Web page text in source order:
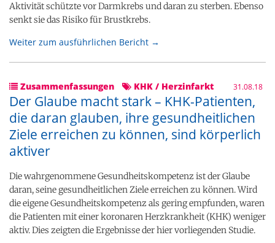
Aktivität schützte vor Darmkrebs und daran zu sterben. Ebenso
senkt sie das Risiko für Brustkrebs.
Weiter zum ausführlichen Bericht →
Zusammenfassungen KHK / Herzinfarkt 31.08.18
Der Glaube macht stark – KHK-Patienten,
die daran glauben, ihre gesundheitlichen
Ziele erreichen zu können, sind körperlich
aktiver
Die wahrgenommene Gesundheitskompetenz ist der Glaube
daran, seine gesundheitlichen Ziele erreichen zu können. Wird
die eigene Gesundheitskompetenz als gering empfunden, waren
die Patienten mit einer koronaren Herzkrankheit (KHK) weniger
aktiv. Dies zeigten die Ergebnisse der hier vorliegenden Studie.